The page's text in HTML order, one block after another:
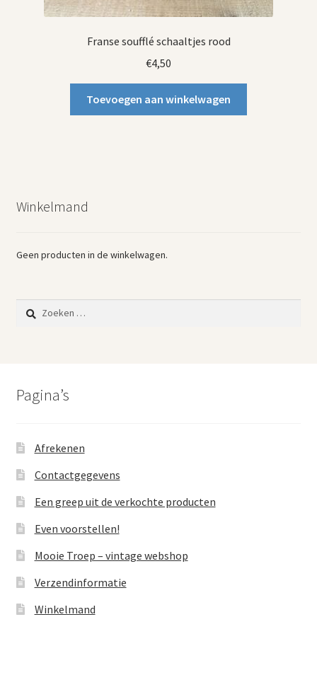
Franse soufflé schaaltjes rood
€4,50
Toevoegen aan winkelwagen
Winkelmand
Geen producten in de winkelwagen.
Zoeken
naar:
Pagina’s
Afrekenen
Contactgegevens
Een greep uit de verkochte producten
Even voorstellen!
Mooie Troep – vintage webshop
Verzendinformatie
Winkelmand